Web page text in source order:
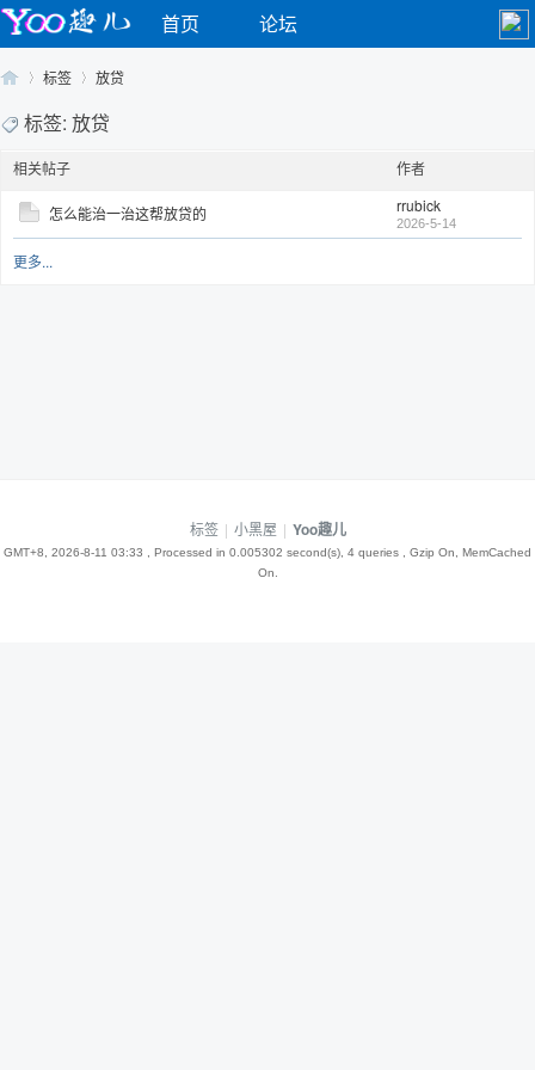
首页 论坛
Yo›
标签 放贷
标签: 放贷
相关帖子 作者
怎么能治一治这帮放贷的 rrubick
2026-5-14
更多...
标签 | 小黑屋 | Yoo趣儿
GMT+8, 2026-8-11 03:33 , Processed in 0.005302 second(s), 4 queries , Gzip On, MemCached
On.